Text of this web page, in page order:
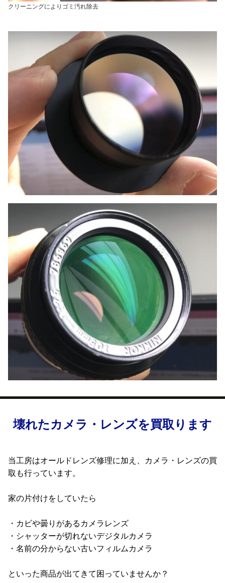
クリーニングによりゴミ汚れ除去
壊れたカメラ・レンズを買取ります
当工房はオールドレンズ修理に加え、カメラ・レンズの買
取も行っています。
家の片付けをしていたら
・カビや曇りがあるカメラレンズ
・シャッターが切れないデジタルカメラ
・名前の分からない古いフィルムカメラ
といった商品が出てきて困っていませんか？